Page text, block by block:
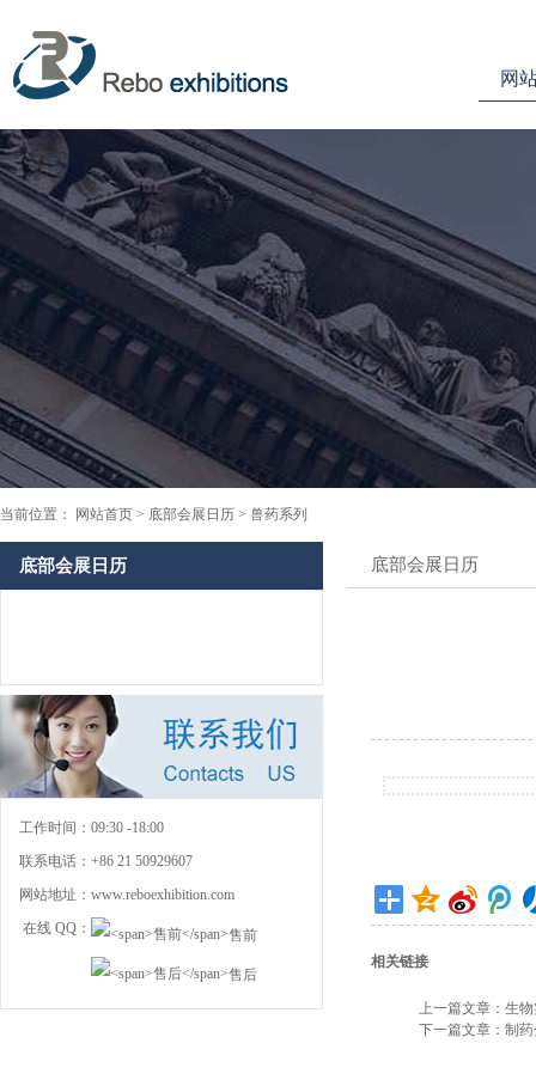
网
当前位置： 网站首页 > 底部会展日历 > 兽药系列
底部会展日历
工作时间： 09:30 -18:00
联系电话： +86 21 50929607
网站地址： www.reboexhibition.com
在线 QQ：
售前
售后
底部会展日历
相关链接
上一篇文章： 生
下一篇文章： 制